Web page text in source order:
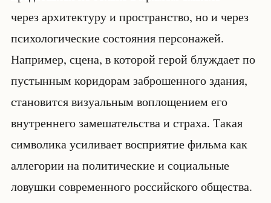
через архитектуру и пространство, но и через
психологические состояния персонажей.
Например, сцена, в которой герой блуждает по
пустынным коридорам заброшенного здания,
становится визуальным воплощением его
внутреннего замешательства и страха. Такая
символика усиливает восприятие фильма как
аллегории на политические и социальные
ловушки современного российского общества.